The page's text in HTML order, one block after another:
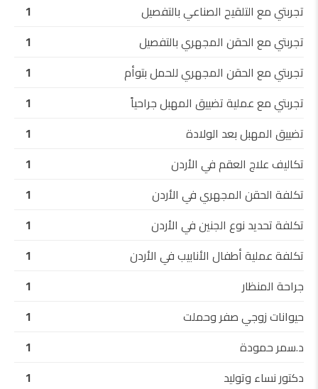
تجربتي مع التلقيح الصناعي بالتفصيل
1
تجربتي مع الحقن المجهري بالتفصيل
1
تجربتي مع الحقن المجهري للحمل بتوأم
1
تجربتي مع عملية تضييق المهبل جراحياً
1
تضييق المهبل بعد الولادة
1
تكاليف علاج العقم في الأردن
1
تكلفة الحقن المجهري في الأردن
1
تكلفة تحديد نوع الجنين في الأردن
1
تكلفة عملية أطفال الأنابيب في الأردن
1
جراحة المنظار
1
حيوانات زوجي صفر وحملت
1
د.سمر حمودة
1
دكتور نساء وتوليد
1